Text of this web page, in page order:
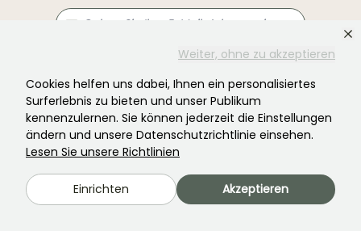
Weiter, ohne zu akzeptieren
Cookies helfen uns dabei, Ihnen ein personalisiertes
Surferlebnis zu bieten und unser Publikum
kennenzulernen. Sie können jederzeit die Einstellungen
ändern und unsere Datenschutzrichtlinie einsehen.
Lesen Sie unsere Richtlinien
Einrichten Akzeptieren
Dieses Formular ist durch reCAPTCHA geschützt – es gelten die
Datenschutzbestimmungenund dieNutzungsbedingungen.